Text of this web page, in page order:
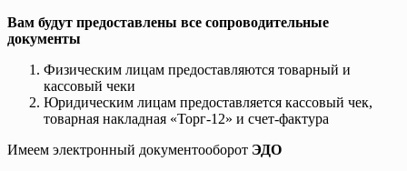
Вам будут предоставлены все сопроводительные
документы
Физическим лицам предоставляются товарный и
кассовый чеки
Юридическим лицам предоставляется кассовый чек,
товарная накладная «Торг-12» и счет-фактура
Имеем электронный документооборот ЭДО